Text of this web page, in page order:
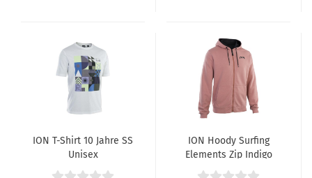
ION T-Shirt 10 Jahre SS
Unisex
ION Hoody Surfing
Elements Zip Indigo